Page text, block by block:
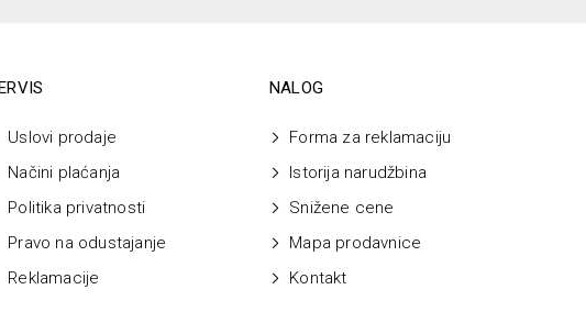
Uslovi prodaje
Načini plaćanja
Politika privatnosti
Pravo na odustajanje
Reklamacije
NALOG
Forma za reklamaciju
Istorija narudžbina
Snižene cene
Mapa prodavnice
Kontakt